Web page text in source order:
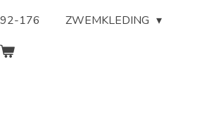
92-176
ZWEMKLEDING